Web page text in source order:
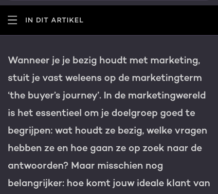
Content & design
AI services
WEBSITE SERVICES
HubSpot websites
Membership portals
Awards
PORTAL REVIEW
Haal alles uit je HubSpot licentie
Gratis portal scan
Nederlands Zoek
IN DIT ARTIKEL
Wanneer je je bezig houdt met marketing,
stuit je vast weleens op de marketingterm
‘the buyer’s journey’. In de marketingwereld
is het essentieel om je doelgroep goed te
begrijpen: wat houdt ze bezig, welke vragen
hebben ze en hoe gaan ze op zoek naar de
antwoorden? Maar misschien nog
belangrijker: hoe komt jouw ideale klant van